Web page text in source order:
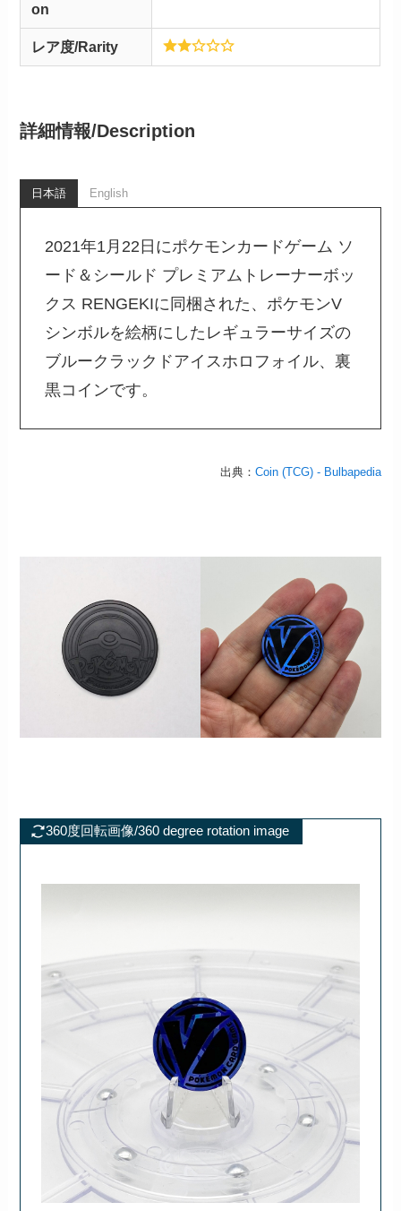
on
レア度/Rarity
詳細情報/Description
日本語 English
2021年1月22日にポケモンカードゲーム ソ
ード＆シールド プレミアムトレーナーボッ
クス RENGEKIに同梱された、ポケモンV
シンボルを絵柄にしたレギュラーサイズの
ブルークラックドアイスホロフォイル、裏
黒コインです。
出典： Coin (TCG) - Bulbapedia
360度回転画像/360 degree rotation image